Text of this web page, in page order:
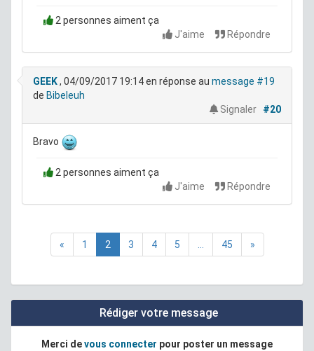
2 personnes aiment ça
J'aime
Répondre
GEEK, 04/09/2017 19:14en réponse au message #19
de Bibeleuh
Signaler
#20
Bravo
2 personnes aiment ça
J'aime
Répondre
« 1 2 3 4 5 45 »
Rédiger votre message
Merci devous connecter pour poster un message